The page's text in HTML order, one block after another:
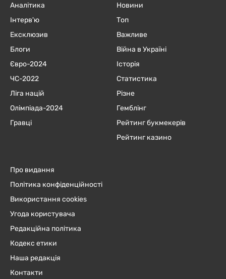
Аналітика
Інтерв'ю
Ексклюзив
Блоги
Євро-2024
ЧC-2022
Ліга націй
Олімпіада-2024
Гравці
Новини
Топ
Важливе
Війна в Україні
Історія
Статистика
Різне
Гемблінг
Рейтинг букмекерів
Рейтинг казино
Про видання
Політика конфіденційності
Використання cookies
Угода користувача
Редакційна політика
Кодекс етики
Наша редакція
Контакти